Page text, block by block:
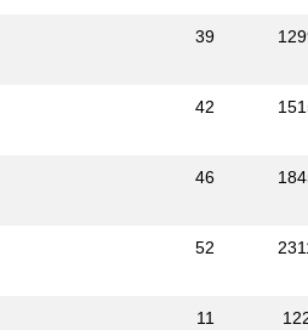
39
42
46
52
11